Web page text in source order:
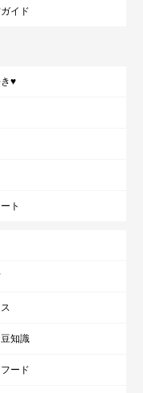
イド
♥
ト
知識
ード